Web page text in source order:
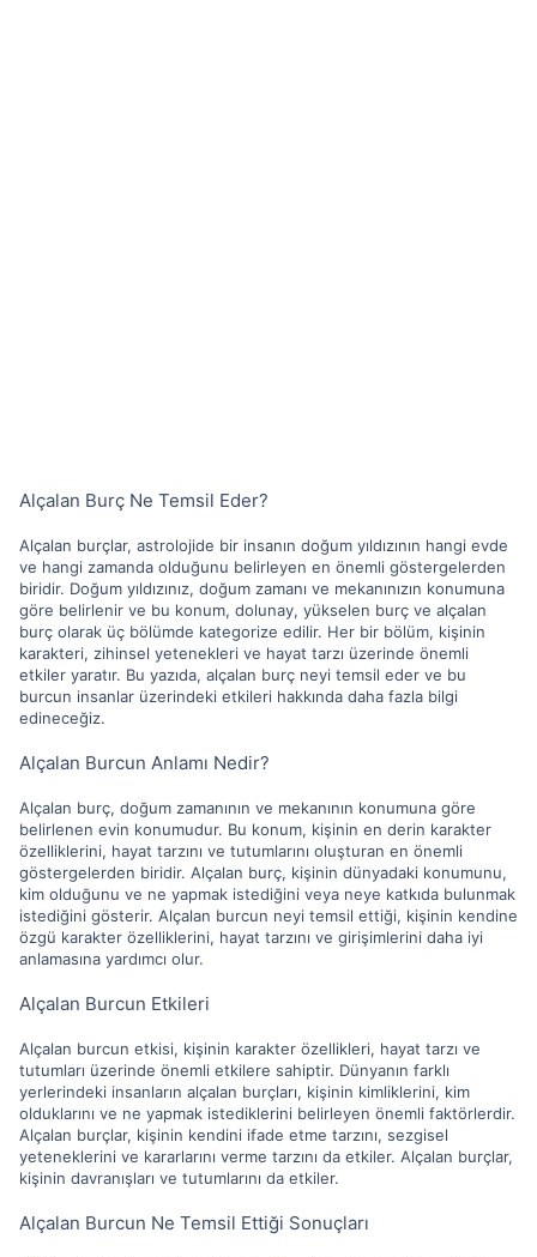
Alçalan Burç Ne Temsil Eder?
Alçalan burçlar, astrolojide bir insanın doğum yıldızının hangi evde
ve hangi zamanda olduğunu belirleyen en önemli göstergelerden
biridir. Doğum yıldızınız, doğum zamanı ve mekanınızın konumuna
göre belirlenir ve bu konum, dolunay, yükselen burç ve alçalan
burç olarak üç bölümde kategorize edilir. Her bir bölüm, kişinin
karakteri, zihinsel yetenekleri ve hayat tarzı üzerinde önemli
etkiler yaratır. Bu yazıda, alçalan burç neyi temsil eder ve bu
burcun insanlar üzerindeki etkileri hakkında daha fazla bilgi
edineceğiz.
Alçalan Burcun Anlamı Nedir?
Alçalan burç, doğum zamanının ve mekanının konumuna göre
belirlenen evin konumudur. Bu konum, kişinin en derin karakter
özelliklerini, hayat tarzını ve tutumlarını oluşturan en önemli
göstergelerden biridir. Alçalan burç, kişinin dünyadaki konumunu,
kim olduğunu ve ne yapmak istediğini veya neye katkıda bulunmak
istediğini gösterir. Alçalan burcun neyi temsil ettiği, kişinin kendine
özgü karakter özelliklerini, hayat tarzını ve girişimlerini daha iyi
anlamasına yardımcı olur.
Alçalan Burcun Etkileri
Alçalan burcun etkisi, kişinin karakter özellikleri, hayat tarzı ve
tutumları üzerinde önemli etkilere sahiptir. Dünyanın farklı
yerlerindeki insanların alçalan burçları, kişinin kimliklerini, kim
olduklarını ve ne yapmak istediklerini belirleyen önemli faktörlerdir.
Alçalan burçlar, kişinin kendini ifade etme tarzını, sezgisel
yeteneklerini ve kararlarını verme tarzını da etkiler. Alçalan burçlar,
kişinin davranışları ve tutumlarını da etkiler.
Alçalan Burcun Ne Temsil Ettiği Sonuçları